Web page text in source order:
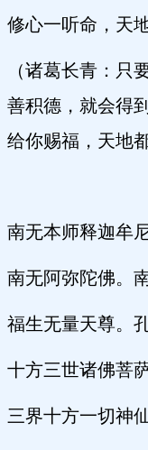
修心一听命，天
（诸葛长青：只
善积德，就会得
给你赐福，天地
南无本师释迦牟
南无阿弥陀佛。
福生无量天尊。
十方三世诸佛菩萨
三界十方一切神仙